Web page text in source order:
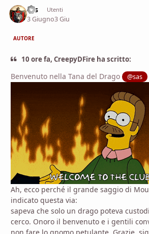
sas Utenti
3 Giugno3 Giu
AUTORE
10 ore fa, CreepyDFire ha scritto:
Benvenuto nella Tana del Drago @sas
Ah, ecco perché il grande saggio di
indicato questa via:
sapeva che solo un drago poteva
cerco. Onoro il benvenuto e i gentili